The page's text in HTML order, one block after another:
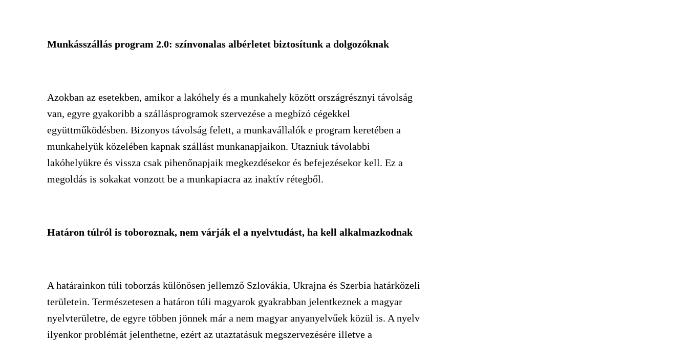
Munkásszállás program 2.0: színvonalas albérletet biztosítunk a dolgozóknak
Azokban az esetekben, amikor a lakóhely és a munkahely között országrésznyi távolság
van, egyre gyakoribb a szállásprogramok szervezése a megbízó cégekkel
együttműködésben. Bizonyos távolság felett, a munkavállalók e program keretében a
munkahelyük közelében kapnak szállást munkanapjaikon. Utazniuk távolabbi
lakóhelyükre és vissza csak pihenőnapjaik megkezdésekor és befejezésekor kell. Ez a
megoldás is sokakat vonzott be a munkapiacra az inaktív rétegből.
Határon túlról is toboroznak, nem várják el a nyelvtudást, ha kell alkalmazkodnak
A határainkon túli toborzás különösen jellemző Szlovákia, Ukrajna és Szerbia határközeli
területein. Természetesen a határon túli magyarok gyakrabban jelentkeznek a magyar
nyelvterületre, de egyre többen jönnek már a nem magyar anyanyelvűek közül is. A nyelv
ilyenkor problémát jelenthetne, ezért az utaztatásuk megszervezésére illetve a